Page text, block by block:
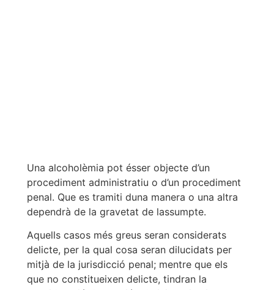
Una alcoholèmia pot ésser objecte d’un
procediment administratiu o d’un procediment
penal. Que es tramiti duna manera o una altra
dependrà de la gravetat de lassumpte.
Aquells casos més greus seran considerats
delicte, per la qual cosa seran dilucidats per
mitjà de la jurisdicció penal; mentre que els
que no constitueixen delicte, tindran la